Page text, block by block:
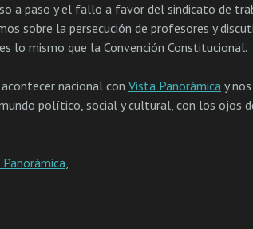
a paso y el fallo a favor del sindicato de
sobre la persecución de profesores y
lo mismo que la Convención Constitucional.
nacional con Vista Panorámica y
político, social y cultural, con los ojos
,